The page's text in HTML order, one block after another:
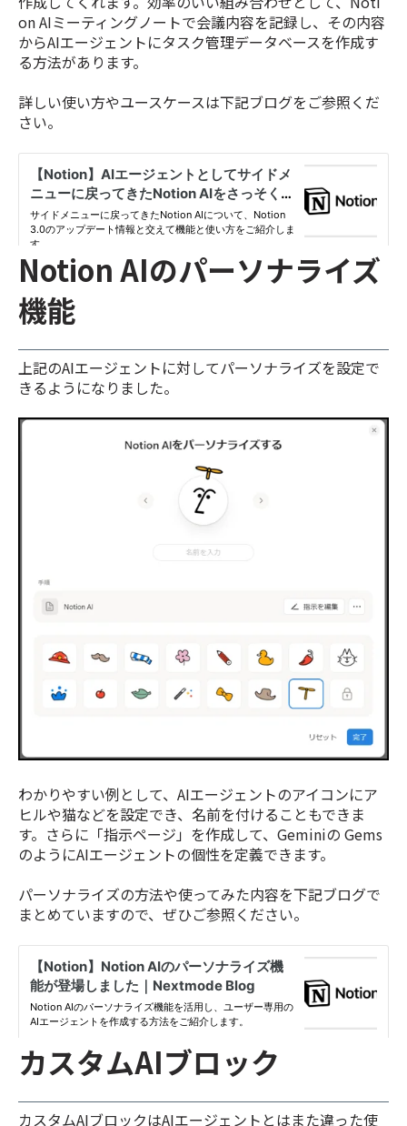
on AIミーティングノートで会議内容を記録し、その内容
からAIエージェントにタスク管理データベースを作成す
る方法があります。
詳しい使い方やユースケースは下記ブログをご参照くだ
さい。
Notion AIのパーソナライズ
機能
上記のAIエージェントに対してパーソナライズを設定で
きるようになりました。
わかりやすい例として、AIエージェントのアイコンにア
ヒルや猫などを設定でき、名前を付けることもできま
す。さらに「指示ページ」を作成して、Geminiの Gems
のようにAIエージェントの個性を定義できます。
パーソナライズの方法や使ってみた内容を下記ブログで
まとめていますので、ぜひご参照ください。
カスタムAIブロック
カスタムAIブロックはAIエージェントとはまた違った使